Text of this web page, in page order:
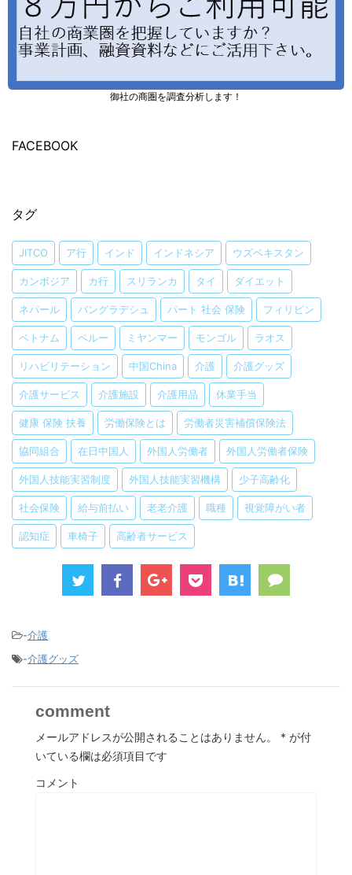
御社の商圏を調査分析します！
FACEBOOK
タグ
JITCO ア行 インド インドネシア ウズベキスタン
カンボジア カ行 スリランカ タイ ダイエット
ネパール バングラデシュ パート 社会 保険 フィリピン
ベトナム ペルー ミヤンマー モンゴル ラオス
リハビリテーション 中国China 介護 介護グッズ
介護サービス 介護施設 介護用品 休業手当
健康 保険 扶養 労働保険とは 労働者災害補償保険法
協同組合 在日中国人 外国人労働者 外国人労働者保険
外国人技能実習制度 外国人技能実習機構 少子高齢化
社会保険 給与前払い 老老介護 職種 視覚障がい者
認知症 車椅子 高齢者サービス
-介護
-介護グッズ
comment
メールアドレスが公開されることはありません。 * が付
いている欄は必須項目です
コメント